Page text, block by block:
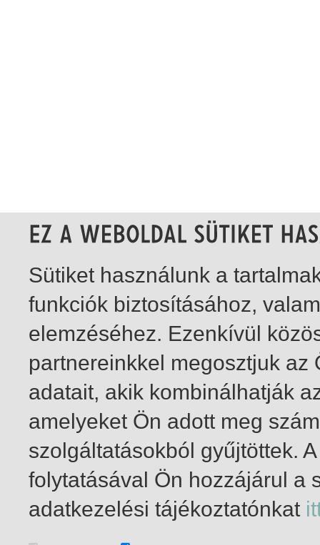
1-6 / total 6 hit
Sütiket használunk a
funkciók biztosításához,
elemzéséhez. Ezenkívül
partnereinkkel megosztjuk
adatait, akik kombinálhatják
amelyeket Ön adott meg
szolgáltatásokból gyűjtöttek.
folytatásával Ön hozzájárul a
adatkezelési tájékoztatónkat